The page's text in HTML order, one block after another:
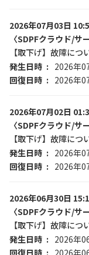
2026年07月03日
〈SDPFクラウド/サ
【取下げ】故障につ
発生日時
2026年
回復日時
2026年
2026年07月02日
〈SDPFクラウド/サ
【取下げ】故障につ
発生日時
2026年
回復日時
2026年
2026年06月30日
〈SDPFクラウド/サ
【取下げ】故障につ
発生日時
2026年
回復日時
2026年